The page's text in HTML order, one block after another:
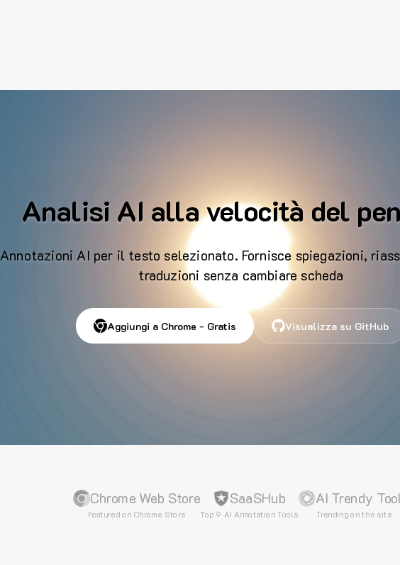
Analisi AI alla velocità del
Annotazioni AI per il testo selezionato. Fornisce spiegazioni,
traduzioni senza cambiare scheda
Aggiungi a Chrome - Gratis Visualizza su GitHub
Chrome Web Store
Featured on Chrome Store
SaaSHub
Top 9 AI Annotation Tools
AI Trendy
Trending on the site